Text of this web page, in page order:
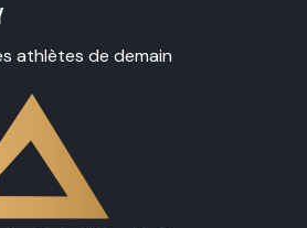
athlètes de demain